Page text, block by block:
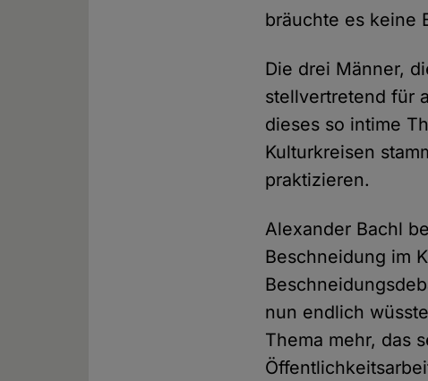
bräuchte es keine
Die drei Männer,
stellvertretend für
dieses so intime
Kulturkreisen
praktizieren.
Alexander Bachl
Beschneidung im
nun endlich
Thema mehr, das